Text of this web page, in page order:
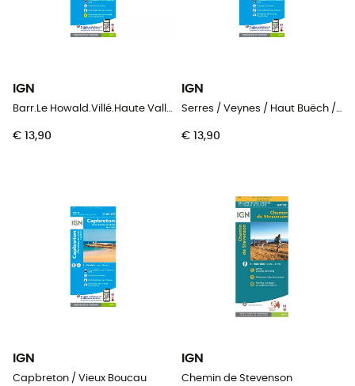
IGN
€ 13,90
IGN
€ 13,90
IGN
Capbreton / Vieux Boucau
IGN
Chemin de Stevenson